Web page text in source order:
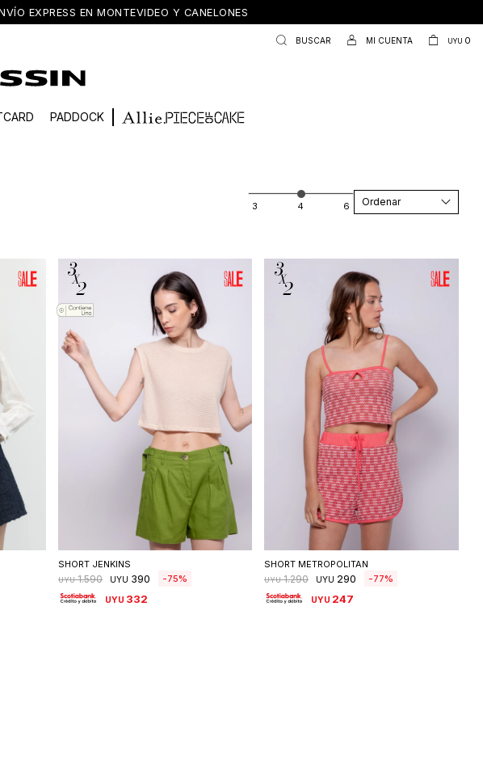
EXPRESS EN MONTEVIDEO Y CANELONES
PADDOCK
UYU 0
Recomendados
Seleccionar talle
SHORT JENKINS
UYU 1.590 UYU 390 75
UYU 332
Seleccionar talle
SHORT METROPOLITAN
UYU 1.290 UYU 290 77
UYU 247